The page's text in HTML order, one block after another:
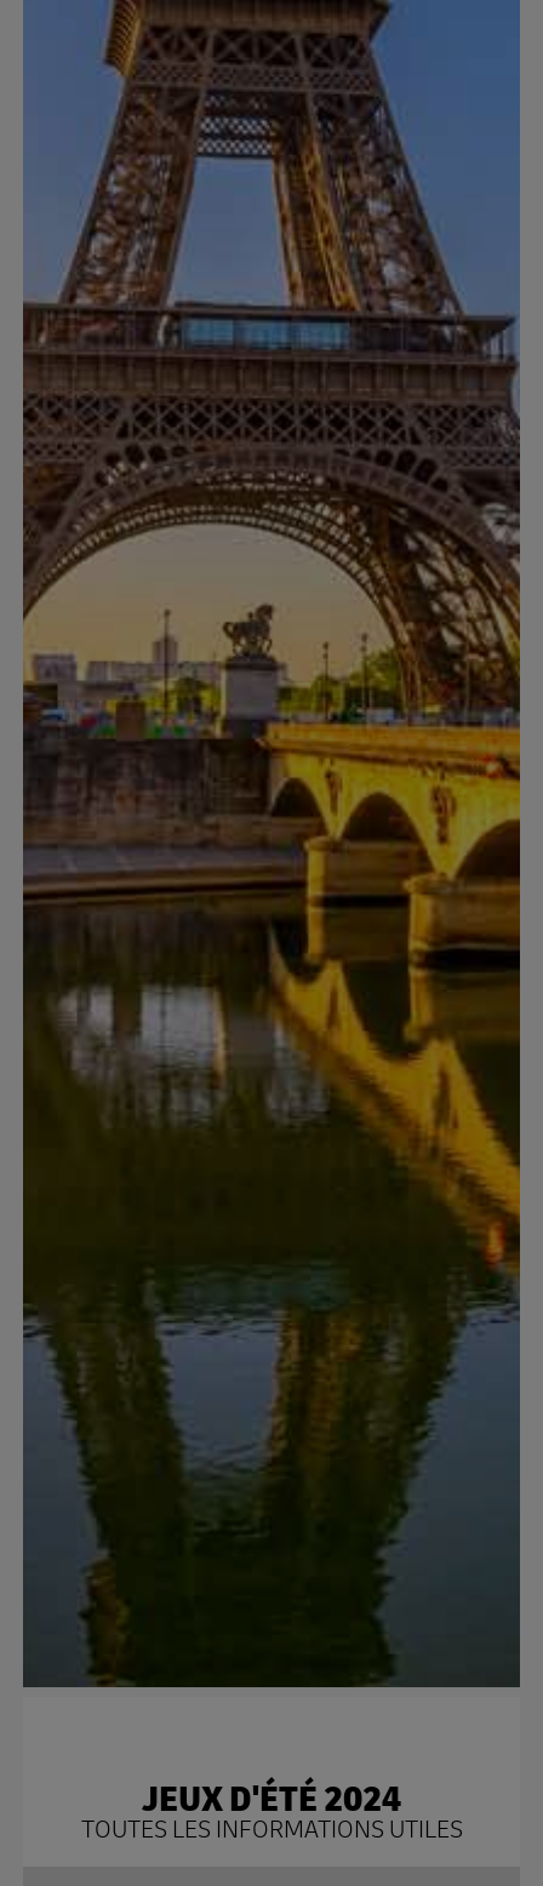
JEUX D'ÉTÉ 2024
TOUTES LES INFORMATIONS UTILES